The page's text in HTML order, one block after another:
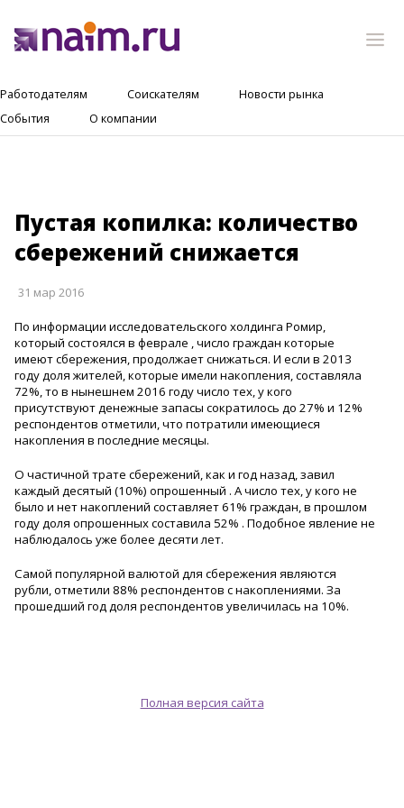
Работодателям Соискателям
Новости рынка
События
О компании
Пустая копилка: количество
сбережений снижается
31 мар 2016
По информации исследовательского холдинга Ромир,
который состоялся в феврале , число граждан которые
имеют сбережения, продолжает снижаться. И если в 2013
году доля жителей, которые имели накопления, составляла
72%, то в нынешнем 2016 году число тех, у кого
присутствуют денежные запасы сократилось до 27% и 12%
респондентов отметили, что потратили имеющиеся
накопления в последние месяцы.
О частичной трате сбережений, как и год назад, завил
каждый десятый (10%) опрошенный . А число тех, у кого не
было и нет накоплений составляет 61% граждан, в прошлом
году доля опрошенных составила 52% . Подобное явление не
наблюдалось уже более десяти лет.
Самой популярной валютой для сбережения являются
рубли, отметили 88% респондентов с накоплениями. За
прошедший год доля респондентов увеличилась на 10%.
Полная версия сайта